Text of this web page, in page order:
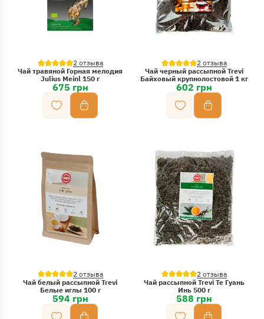
2 отзыва
Чай травяной Горная мелодия
Julius Meinl 150 г
675 грн
2 отзыва
Чай черный рассыпной Trevi
Байховый крупнолостовой 1 кг
602 грн
2 отзыва
Чай белый рассыпной Trevi
Белые иглы 100 г
594 грн
2 отзыва
Чай рассыпной Trevi Те Гуань
Инь 500 г
588 грн